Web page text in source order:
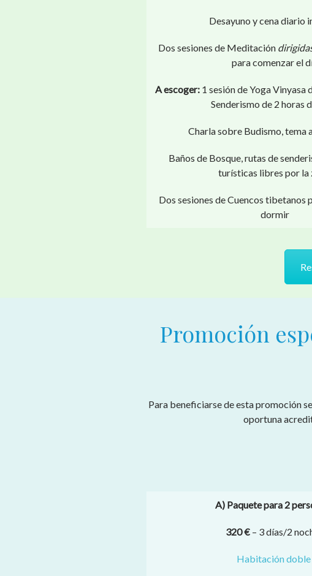
Desayuno y cena diario
Dos sesiones de Meditación
para comenzar el
A escoger:1 sesión de Yoga Vinyasa
Senderismo de 2 horas
Charla sobre Budismo, tema
Baños de Bosque, rutas de
turísticas libres por la
Dos sesiones de Cuencos tibetanos
dormir
Promoción
Para beneficiarse de esta promoción
oportuna
A) Paquete para 2
320 € – 3 días/2
Habitación doble